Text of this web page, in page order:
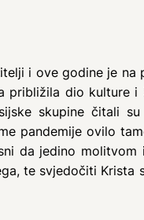
i ove godine je
približila dio kulture i
skupine čitali
pandemije ovilo
da jedino
te svjedočiti